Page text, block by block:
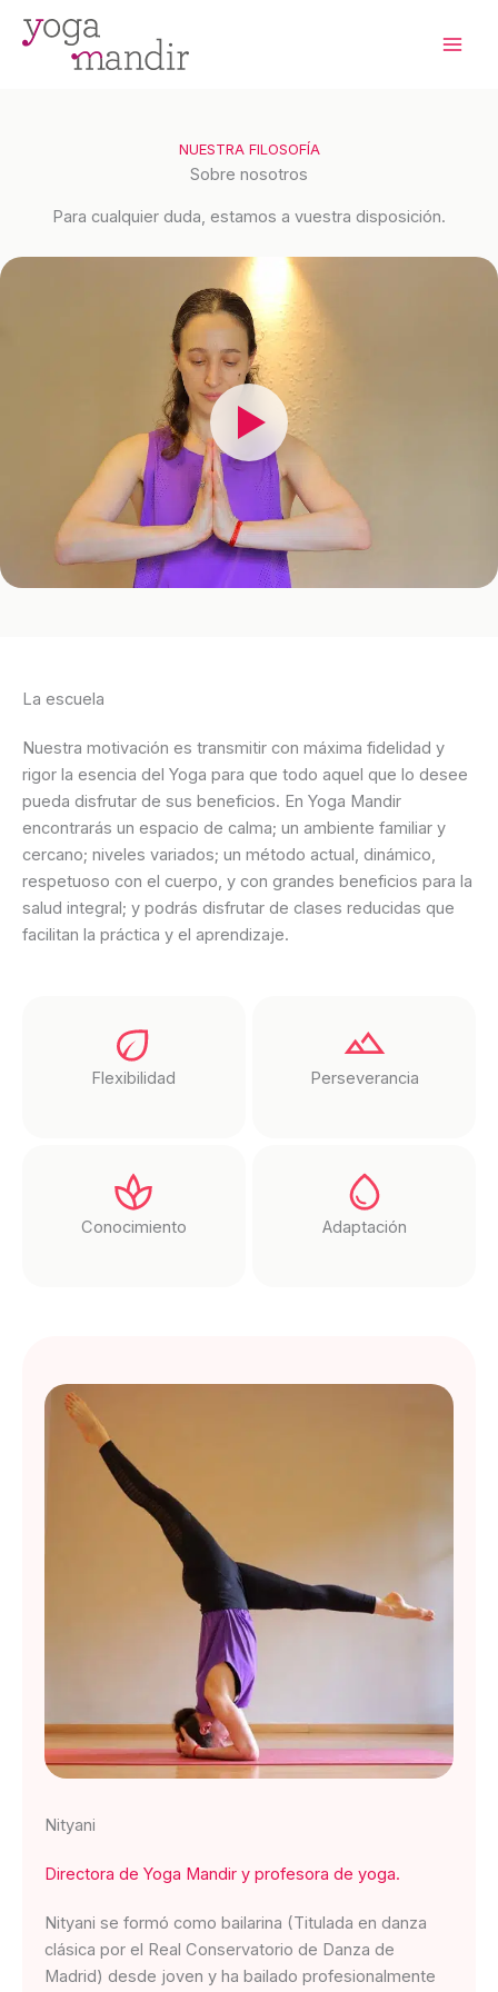
contenido
NUESTRA FILOSOFÍA
Sobre nosotros
Para cualquier duda, estamos a vuestra disposición.
La escuela
Nuestra motivación es transmitir con máxima fidelidad y
rigor la esencia del Yoga para que todo aquel que lo desee
pueda disfrutar de sus beneficios. En Yoga Mandir
encontrarás un espacio de calma; un ambiente familiar y
cercano; niveles variados; un método actual, dinámico,
respetuoso con el cuerpo, y con grandes beneficios para la
salud integral; y podrás disfrutar de clases reducidas que
facilitan la práctica y el aprendizaje.
Flexibilidad Perseverancia
Conocimiento Adaptación
Nityani
Directora de Yoga Mandir y profesora de yoga.
Nityani se formó como bailarina (Titulada en danza
clásica por el Real Conservatorio de Danza de
Madrid) desde joven y ha bailado profesionalmente